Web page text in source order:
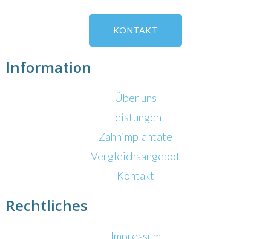
KONTAKT
Information
Über uns
Leistungen
Zahnimplantate
Vergleichsangebot
Kontakt
Rechtliches
Impressum